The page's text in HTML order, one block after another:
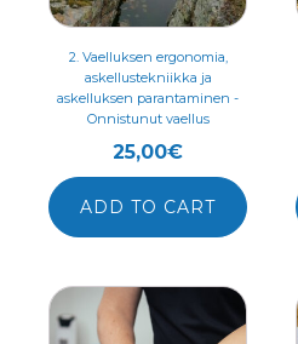
2. Vaelluksen ergonomia,
askellustekniikka ja
askelluksen parantaminen -
Onnistunut vaellus
25,00€
ADD TO CART